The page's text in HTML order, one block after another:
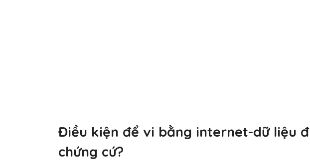
Điều kiện để vi bằng internet-dữ liệu
chứng cứ?